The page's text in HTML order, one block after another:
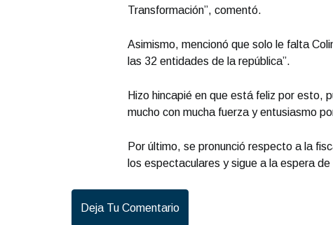
Transformación”, comentó.
Asimismo, mencionó que solo le falta
las 32 entidades de la república”.
Hizo hincapié en que está feliz por esto,
mucho con mucha fuerza y entusiasmo
Por último, se pronunció respecto a la
los espectaculares y sigue a la espera
Deja Tu Comentario